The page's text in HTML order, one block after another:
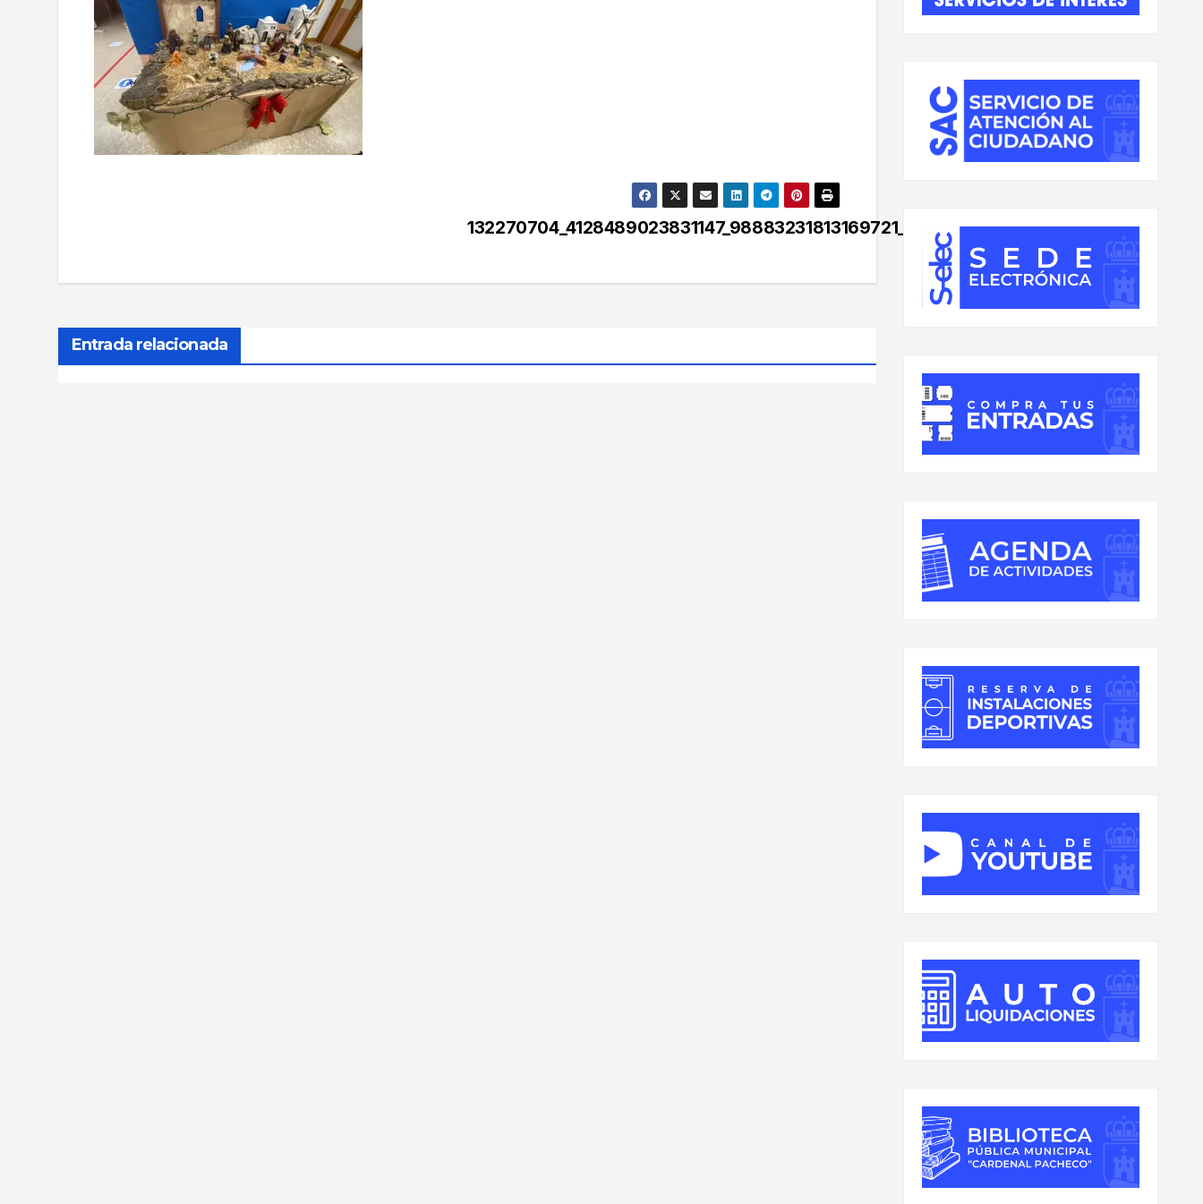
132270704_4128489023831147_98883231813169721_n
Entrada relacionada